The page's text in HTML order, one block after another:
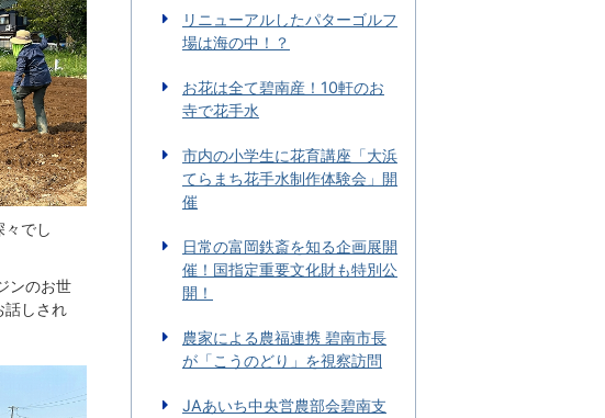
でし
ンのお世
話しされ
リニューアルしたパターゴルフ
場は海の中！？
お花は全て碧南産！10軒のお
寺で花手水
市内の小学生に花育講座「大浜
てらまち花手水制作体験会」開
催
日常の富岡鉄斎を知る企画展開
催！国指定重要文化財も特別公
開！
農家による農福連携 碧南市長
が「こうのどり」を視察訪問
JAあいち中央営農部会碧南支